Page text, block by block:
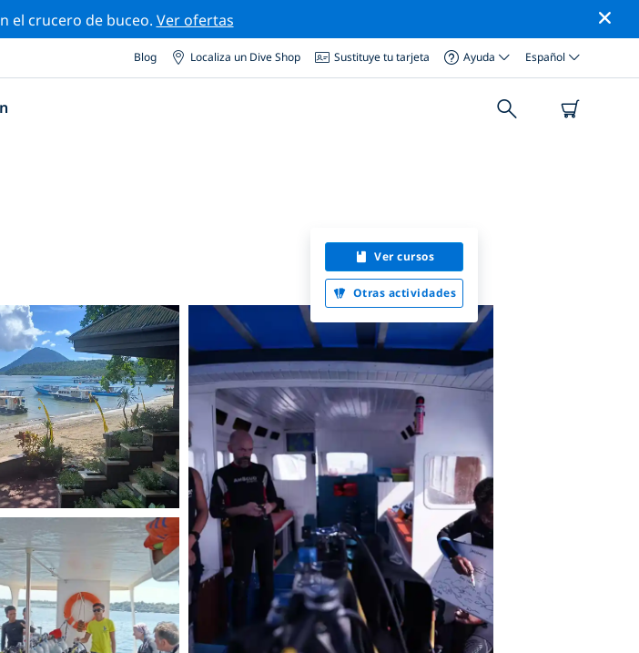
el crucero de buceo. Ver ofertas
Blog Localiza un Dive Shop Sustituye tu tarjeta Ayuda Español
Ver cursos
Otras actividades